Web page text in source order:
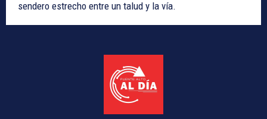
sendero estrecho entre un talud y la vía.